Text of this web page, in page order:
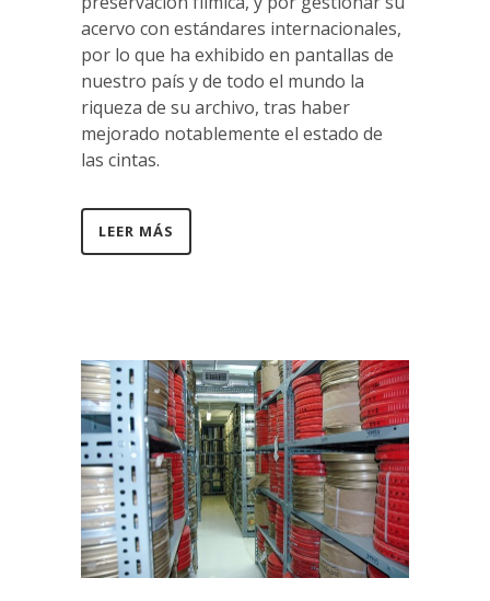
acervo con estándares internacionales,
por lo que ha exhibido en pantallas de
nuestro país y de todo el mundo la
riqueza de su archivo, tras haber
mejorado notablemente el estado de
las cintas.
LEER MÁS